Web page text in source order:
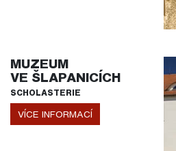
MUZEUM
VE ŠLAPANICÍCH
SCHOLASTERIE
VÍCE INFORMACÍ